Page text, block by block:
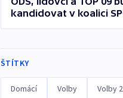
kandidovat v koalici
ŠTÍTKY
Domácí Volby Volby